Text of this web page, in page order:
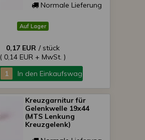
Normale Lieferung
Auf Lager
0,17 EUR / stück
( 0,14 EUR + MwSt. )
In den Einkaufswagen
Kreuzgarnitur für
Gelenkwelle 19x44
(MTS Lenkung
Kreuzgelenk)